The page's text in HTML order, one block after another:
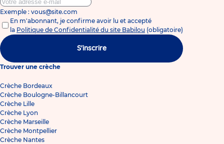
Exemple : vous@site.com
En m'abonnant, je confirme avoir lu et accepté
la Politique de Confidentialité du site Babilou (obligatoire)
S'inscrire
Trouver une crèche
Crèche Bordeaux
Crèche Boulogne-Billancourt
Crèche Lille
Crèche Lyon
Crèche Marseille
Crèche Montpellier
Crèche Nantes